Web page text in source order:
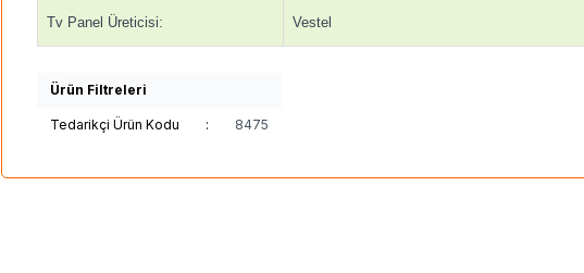
Tv Panel Üreticisi: Vestel
Ürün Filtreleri
Tedarikçi Ürün Kodu : 8475